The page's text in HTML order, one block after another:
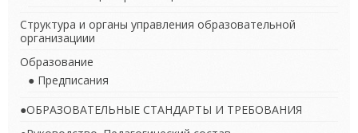
Структура и органы управления образовательной
организациии
Образование
● Предписания
●ОБРАЗОВАТЕЛЬНЫЕ СТАНДАРТЫ И ТРЕБОВАНИЯ